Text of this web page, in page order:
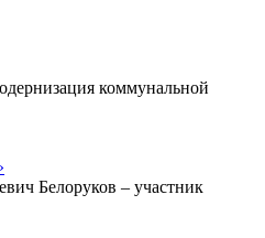
коммунальной
Белоруков – участник